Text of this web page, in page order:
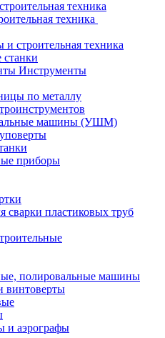
техника
строительная техника
станки
Инструменты
по металлу
машины (УШМ)
приборы
сварки пластиковых труб
полировальные машины
винтоверты
и аэрографы